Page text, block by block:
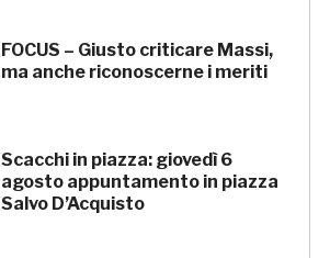
FOCUS – Giusto criticare Massi,
ma anche riconoscerne i meriti
Scacchi in piazza: giovedì 6
agosto appuntamento in piazza
Salvo D’Acquisto